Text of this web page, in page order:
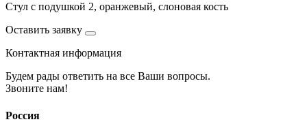
Стул с подушкой 2, оранжевый, слоновая кость
Оставить заявку
Контактная информация
Будем рады ответить на все Ваши вопросы.
Звоните нам!
Россия